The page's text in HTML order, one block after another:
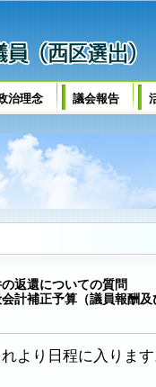
返還についての質問
計補正予算（議員報酬
より日程に入りま
治理念 議会報告